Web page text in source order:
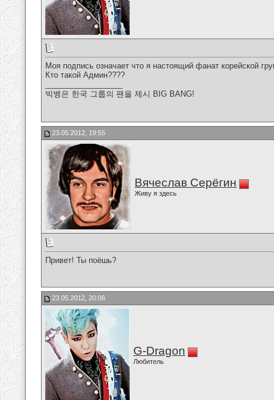
Моя подпись означает что я настоящий фанат корейской
Кто такой Админ????
빅뱅은 한국 그룹의 팬을 제시 BIG BANG!
23.05.2012, 19:55
Вячеслав Серёгин
Живу я здесь
Привет! Ты поёшь?
23.05.2012, 20:06
G-Dragon
Любитель